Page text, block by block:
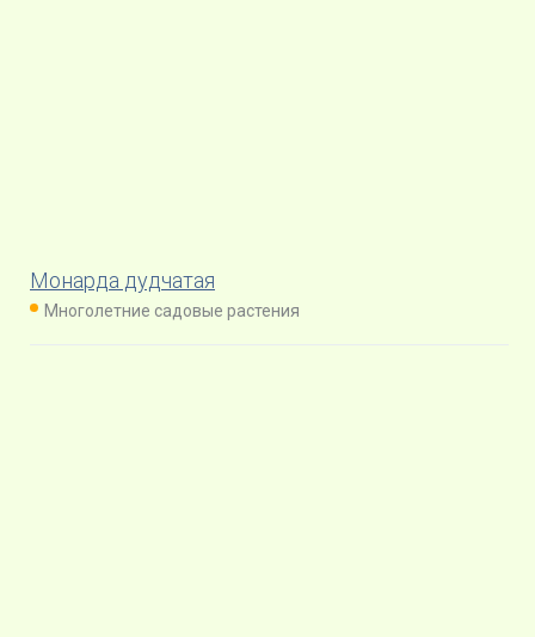
Монарда дудчатая
Многолетние садовые растения